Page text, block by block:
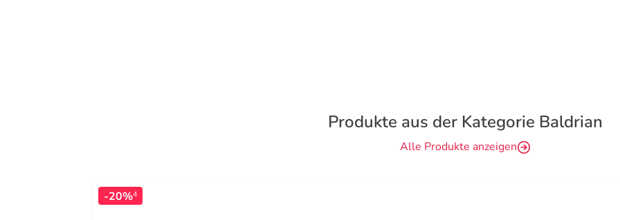
Produkte aus der Kategorie Baldrian
Alle Produkte anzeigen
-20%4